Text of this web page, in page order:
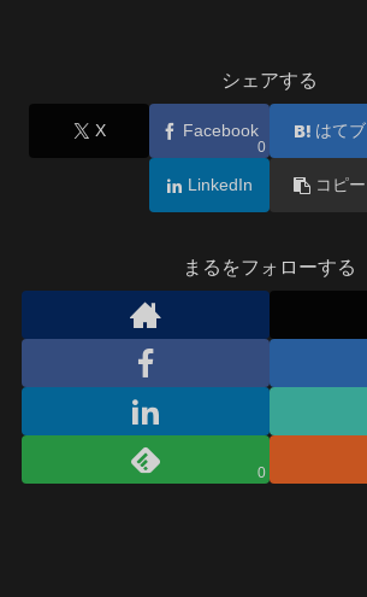
シェアする
X Facebook
0
はてブ
LinkedIn コピー
まるをフォローする
0